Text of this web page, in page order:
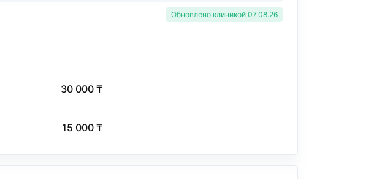
Обновлено клиникой 07.08.26
30 000 ₸
15 000 ₸